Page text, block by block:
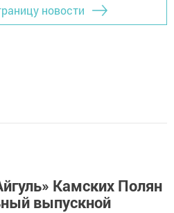
новости
Камских Полян
выпускной